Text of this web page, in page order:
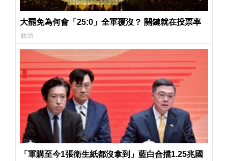
大罷免為何會「25:0」全軍覆沒？ 關鍵就在投票率
政治
「軍購至今1張衛生紙都沒拿到」藍白合擋1.25兆國